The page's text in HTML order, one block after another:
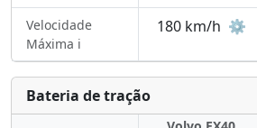
Velocidade
Máxima ℹ️
180 km/h ⚙️
Bateria de tração